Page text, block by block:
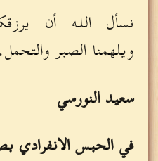
نسأل الله أن
ويلهمنا الصبر
سعيد النورسي
في الحبس الانفرادي